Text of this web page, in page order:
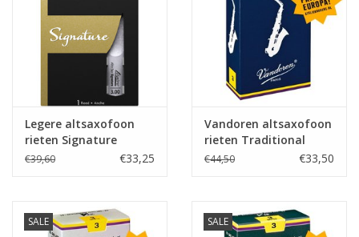
Legere altsaxofoon
rieten Signature
€39,60 €33,25
Vandoren altsaxofoon
rieten Traditional
€44,50 €33,50
SALE SALE